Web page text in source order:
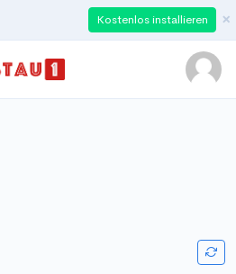
Kostenlos installieren ×